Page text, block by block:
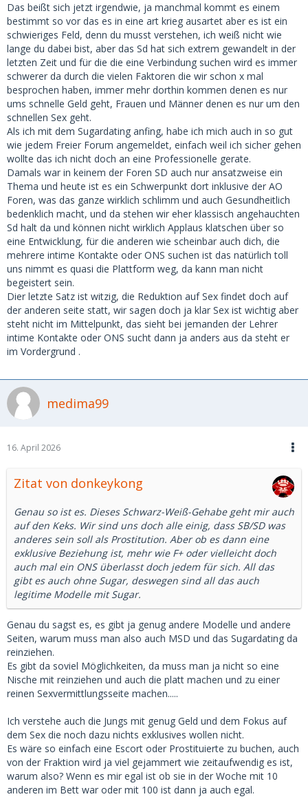
Das beißt sich jetzt irgendwie, ja manchmal kommt es einem
bestimmt so vor das es in eine art krieg ausartet aber es ist ein
schwieriges Feld, denn du musst verstehen, ich weiß nicht wie
lange du dabei bist, aber das Sd hat sich extrem gewandelt in der
letzten Zeit und für die die eine Verbindung suchen wird es immer
schwerer da durch die vielen Faktoren die wir schon x mal
besprochen haben, immer mehr dorthin kommen denen es nur
ums schnelle Geld geht, Frauen und Männer denen es nur um den
schnellen Sex geht.
Als ich mit dem Sugardating anfing, habe ich mich auch in so gut
wie jedem Freier Forum angemeldet, einfach weil ich sicher gehen
wollte das ich nicht doch an eine Professionelle gerate.
Damals war in keinem der Foren SD auch nur ansatzweise ein
Thema und heute ist es ein Schwerpunkt dort inklusive der AO
Foren, was das ganze wirklich schlimm und auch Gesundheitlich
bedenklich macht, und da stehen wir eher klassisch angehauchten
Sd halt da und können nicht wirklich Applaus klatschen über so
eine Entwicklung, für die anderen wie scheinbar auch dich, die
mehrere intime Kontakte oder ONS suchen ist das natürlich toll
uns nimmt es quasi die Plattform weg, da kann man nicht
begeistert sein.
Dier letzte Satz ist witzig, die Reduktion auf Sex findet doch auf
der anderen seite statt, wir sagen doch ja klar Sex ist wichtig aber
steht nicht im Mittelpunkt, das sieht bei jemanden der Lehrer
intime Kontakte oder ONS sucht dann ja anders aus da steht er
im Vordergrund .
medima99
16. April 2026
Zitat von donkeykong
Genau so ist es. Dieses Schwarz-Weiß-Gehabe geht mir auch
auf den Keks. Wir sind uns doch alle einig, dass SB/SD was
anderes sein soll als Prostitution. Aber ob es dann eine
exklusive Beziehung ist, mehr wie F+ oder vielleicht doch
auch mal ein ONS überlasst doch jedem für sich. All das
gibt es auch ohne Sugar, deswegen sind all das auch
legitime Modelle mit Sugar.
Genau du sagst es, es gibt ja genug andere Modelle und andere
Seiten, warum muss man also auch MSD und das Sugardating da
reinziehen.
Es gibt da soviel Möglichkeiten, da muss man ja nicht so eine
Nische mit reinziehen und auch die platt machen und zu einer
reinen Sexvermittlungsseite machen.....
Ich verstehe auch die Jungs mit genug Geld und dem Fokus auf
dem Sex die noch dazu nichts exklusives wollen nicht.
Es wäre so einfach eine Escort oder Prostituierte zu buchen, auch
von der Fraktion wird ja viel gejammert wie zeitaufwendig es ist,
warum also? Wenn es mir egal ist ob sie in der Woche mit 10
anderen im Bett war oder mit 100 ist dann ja auch egal.